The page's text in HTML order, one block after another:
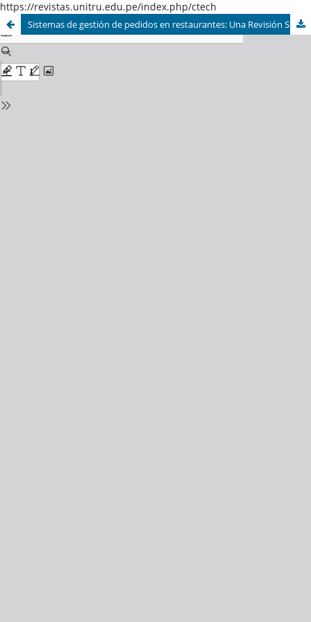
https://revistas.unitru.edu.pe/index.php/ctech
Sistemas de gestión de pedidos en restaurantes: Una Revisión Sistemática